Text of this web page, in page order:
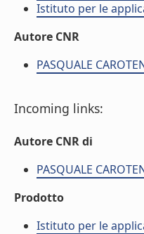
Istituto per le
Autore CNR
PASQUALE
Incoming links:
Autore CNR di
PASQUALE
Prodotto
Istituto per le